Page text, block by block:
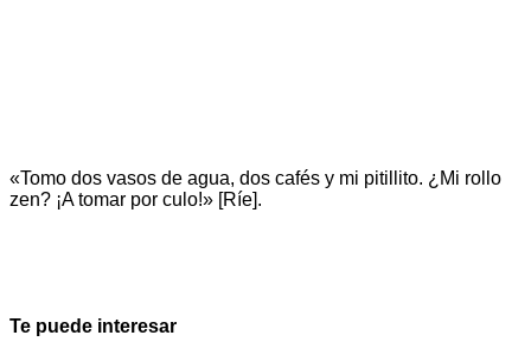
«Tomo dos vasos de agua, dos cafés y mi pitillito. ¿Mi rollo
zen? ¡A tomar por culo!» [Ríe].
Te puede interesar